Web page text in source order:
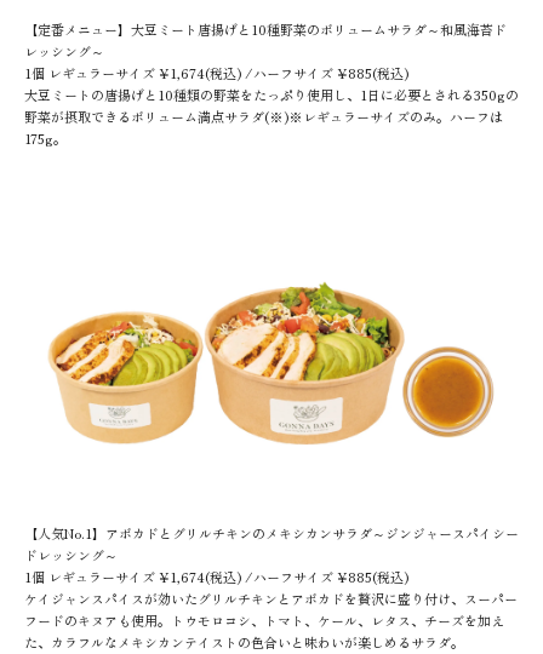
【定番メニュー】大豆ミート唐揚げと10種野菜のボリュームサラダ～和風海苔ド
レッシング～
1個 レギュラーサイズ ¥1,674(税込) /ハーフサイズ ¥885(税込)
大豆ミートの唐揚げと10種類の野菜をたっぷり使用し、1日に必要とされる350gの
野菜が摂取できるボリューム満点サラダ(※)※レギュラーサイズのみ。ハーフは
175g。
【人気No.1】アボカドとグリルチキンのメキシカンサラダ～ジンジャースパイシー
ドレッシング～
1個 レギュラーサイズ ¥1,674(税込) /ハーフサイズ ¥885(税込)
ケイジャンスパイスが効いたグリルチキンとアボカドを贅沢に盛り付け、スーパー
フードのキヌアも使用。トウモロコシ、トマト、ケール、レタス、チーズを加え
た、カラフルなメキシカンテイストの色合いと味わいが楽しめるサラダ。